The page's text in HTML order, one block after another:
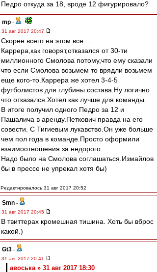
Педро откуда за 18, вроде 12 фигурировало?
mp -
31 авг 2017 20:47
Скорее всего на этом все....
Каррера,как говорят,отказался от 30-ти
миллионного Смолова потому,что ему сказали
что если Смолова возьмем то врядли возьмем
еще кого-то.Каррера же хотел 3-4-5
футболистов для глубины состава.Ну логично
что отказался.Хотел как лучше для команды.
В итоге получил одного Педро за 12 и
Пашалича в аренду.Петкович правда на его
совести. С Тигиевым лукавство.Он уже больше
чем пол года в команде.Просто оформили
взаимоотношения за недорого.
Надо было на Смолова соглашаться.Измайлов
бы в прессе не упрекал хотя бы)
Редактировалось 31 авг 2017 20:52
Smn -
31 авг 2017 20:45
В твиттерах кромешная тишина. Хоть бы вброс
какой.)
Gt3 -
31 авг 2017 20:41
авоська » 31 авг 2017 18:30